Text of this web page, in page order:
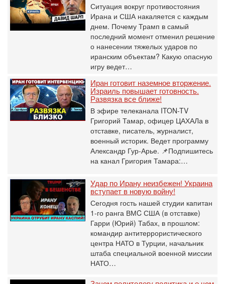
Ситуация вокруг противостояния
Ирана и США накаляется с каждым
днем. Почему Трамп в самый
последний момент отменил решение
о нанесении тяжелых ударов по
иранским объектам? Какую опасную
игру ведет…
Иран готовит наземное вторжение.
Израиль повышает готовность.
Развязка все ближе!
В эфире телеканала ITON-TV
Григорий Тамар, офицер ЦАХАЛа в
отставке, писатель, журналист,
военный историк. Ведет программу
Александр Гур-Арье. 📌Подпишитесь
на канал Григория Тамара:…
Удар по Ирану неизбежен! Украина
вступает в новую войну!
Сегодня гость нашей студии капитан
1-го ранга ВМC США (в отставке)
Гарри (Юрий) Табах, в прошлом:
командир антитеррористического
центра НАТО в Турции, начальник
штаба специальной военной миссии
НАТО…